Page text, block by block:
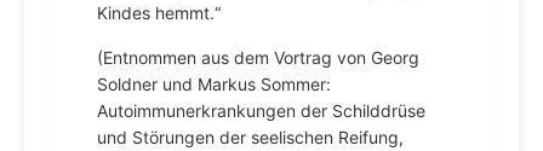
Kindes hemmt.“
(Entnommen aus dem Vortrag von Georg
Soldner und Markus Sommer:
Autoimmunerkrankungen der Schilddrüse
und Störungen der seelischen Reifung,